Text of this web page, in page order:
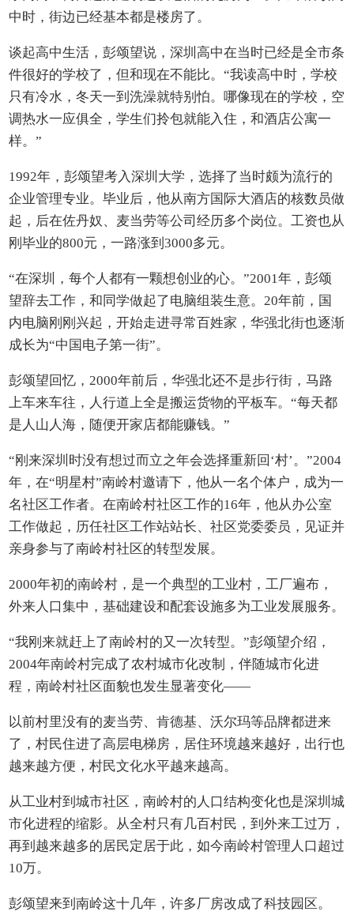
中时，街边已经基本都是楼房了。
谈起高中生活，彭颂望说，深圳高中在当时已经是全市条
件很好的学校了，但和现在不能比。“我读高中时，学校
只有冷水，冬天一到洗澡就特别怕。哪像现在的学校，空
调热水一应俱全，学生们拎包就能入住，和酒店公寓一
样。”
1992年，彭颂望考入深圳大学，选择了当时颇为流行的
企业管理专业。毕业后，他从南方国际大酒店的核数员做
起，后在佐丹奴、麦当劳等公司经历多个岗位。工资也从
刚毕业的800元，一路涨到3000多元。
“在深圳，每个人都有一颗想创业的心。”2001年，彭颂
望辞去工作，和同学做起了电脑组装生意。20年前，国
内电脑刚刚兴起，开始走进寻常百姓家，华强北街也逐渐
成长为“中国电子第一街”。
彭颂望回忆，2000年前后，华强北还不是步行街，马路
上车来车往，人行道上全是搬运货物的平板车。“每天都
是人山人海，随便开家店都能赚钱。”
“刚来深圳时没有想过而立之年会选择重新回‘村’。”2004
年，在“明星村”南岭村邀请下，他从一名个体户，成为一
名社区工作者。在南岭村社区工作的16年，他从办公室
工作做起，历任社区工作站站长、社区党委委员，见证并
亲身参与了南岭村社区的转型发展。
2000年初的南岭村，是一个典型的工业村，工厂遍布，
外来人口集中，基础建设和配套设施多为工业发展服务。
“我刚来就赶上了南岭村的又一次转型。”彭颂望介绍，
2004年南岭村完成了农村城市化改制，伴随城市化进
程，南岭村社区面貌也发生显著变化——
以前村里没有的麦当劳、肯德基、沃尔玛等品牌都进来
了，村民住进了高层电梯房，居住环境越来越好，出行也
越来越方便，村民文化水平越来越高。
从工业村到城市社区，南岭村的人口结构变化也是深圳城
市化进程的缩影。从全村只有几百村民，到外来工过万，
再到越来越多的居民定居于此，如今南岭村管理人口超过
10万。
彭颂望来到南岭这十几年，许多厂房改成了科技园区。